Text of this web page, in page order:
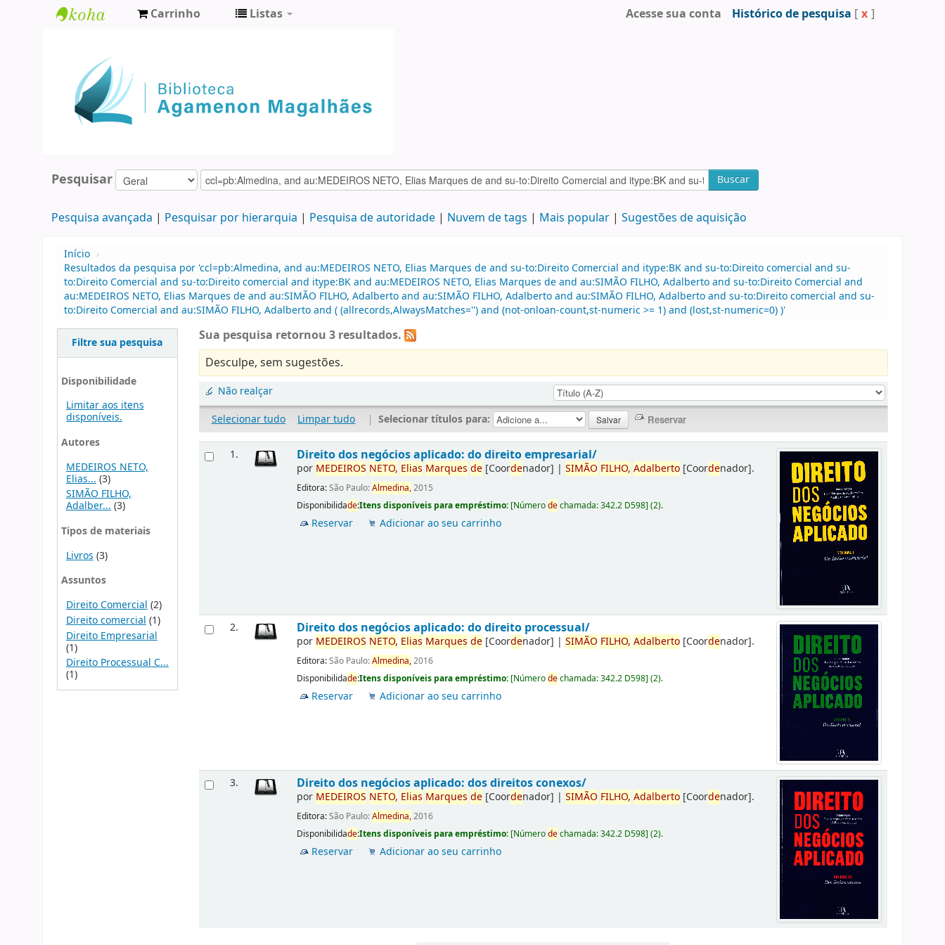
Agamenon
Magalhães
Carrinho Listas Acesse sua conta Histórico de pesquisa [ x ]
Pesquisar Buscar
Pesquisa avançada Pesquisar por hierarquia Pesquisa de autoridade Nuvem de tags Mais popular Sugestões de aquisição
Início ›
Resultados da pesquisa por 'ccl=pb:Almedina, and au:MEDEIROS NETO, Elias Marques de and su-to:Direito Comercial and itype:BK and su-to:Direito comercial and su-
to:Direito Comercial and su-to:Direito comercial and itype:BK and au:MEDEIROS NETO, Elias Marques de and au:SIMÃO FILHO, Adalberto and su-to:Direito Comercial and
au:MEDEIROS NETO, Elias Marques de and au:SIMÃO FILHO, Adalberto and au:SIMÃO FILHO, Adalberto and au:SIMÃO FILHO, Adalberto and su-to:Direito comercial and su-
to:Direito Comercial and au:SIMÃO FILHO, Adalberto and ( (allrecords,AlwaysMatches='') and (not-onloan-count,st-numeric >= 1) and (lost,st-numeric=0) )'
Filtre sua pesquisa
Disponibilidade
Limitar aos itens
disponíveis.
Autores
MEDEIROS NETO,
Elias... (3)
SIMÃO FILHO,
Adalber...(3)
Tipos de materiais
Livros (3)
Assuntos
Direito Comercial (2)
Direito comercial (1)
Direito Empresarial
(1)
Direito Processual C...
(1)
Sua pesquisa retornou 3 resultados.
Desculpe, sem sugestões.
Não realçar
Selecionar tudo
Limpar tudo | Selecionar títulos para:
1. Direito dos negócios aplicado: do direito empresarial/
por MEDEIROS NETO, Elias Marques de [Coordenador] |SIMÃO FILHO, Adalberto [Coordenador].
Editora:São Paulo:Almedina,2015
Disponibilidade:Itens disponíveis para empréstimo: [Númerodechamada:342.2 D598](2).
Reservar Adicionar ao seu carrinho
2. Direito dos negócios aplicado: do direito processual/
por MEDEIROS NETO, Elias Marques de [Coordenador] |SIMÃO FILHO, Adalberto [Coordenador].
Editora:São Paulo:Almedina,2016
Disponibilidade:Itens disponíveis para empréstimo: [Númerodechamada:342.2 D598](2).
Reservar Adicionar ao seu carrinho
3. Direito dos negócios aplicado: dos direitos conexos/
por MEDEIROS NETO, Elias Marques de [Coordenador] |SIMÃO FILHO, Adalberto [Coordenador].
Editora:São Paulo:Almedina,2016
Disponibilidade:Itens disponíveis para empréstimo: [Númerodechamada:342.2 D598](2).
Reservar Adicionar ao seu carrinho